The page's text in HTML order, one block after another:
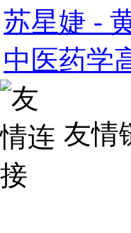
苏星婕 -
中医药学
友情